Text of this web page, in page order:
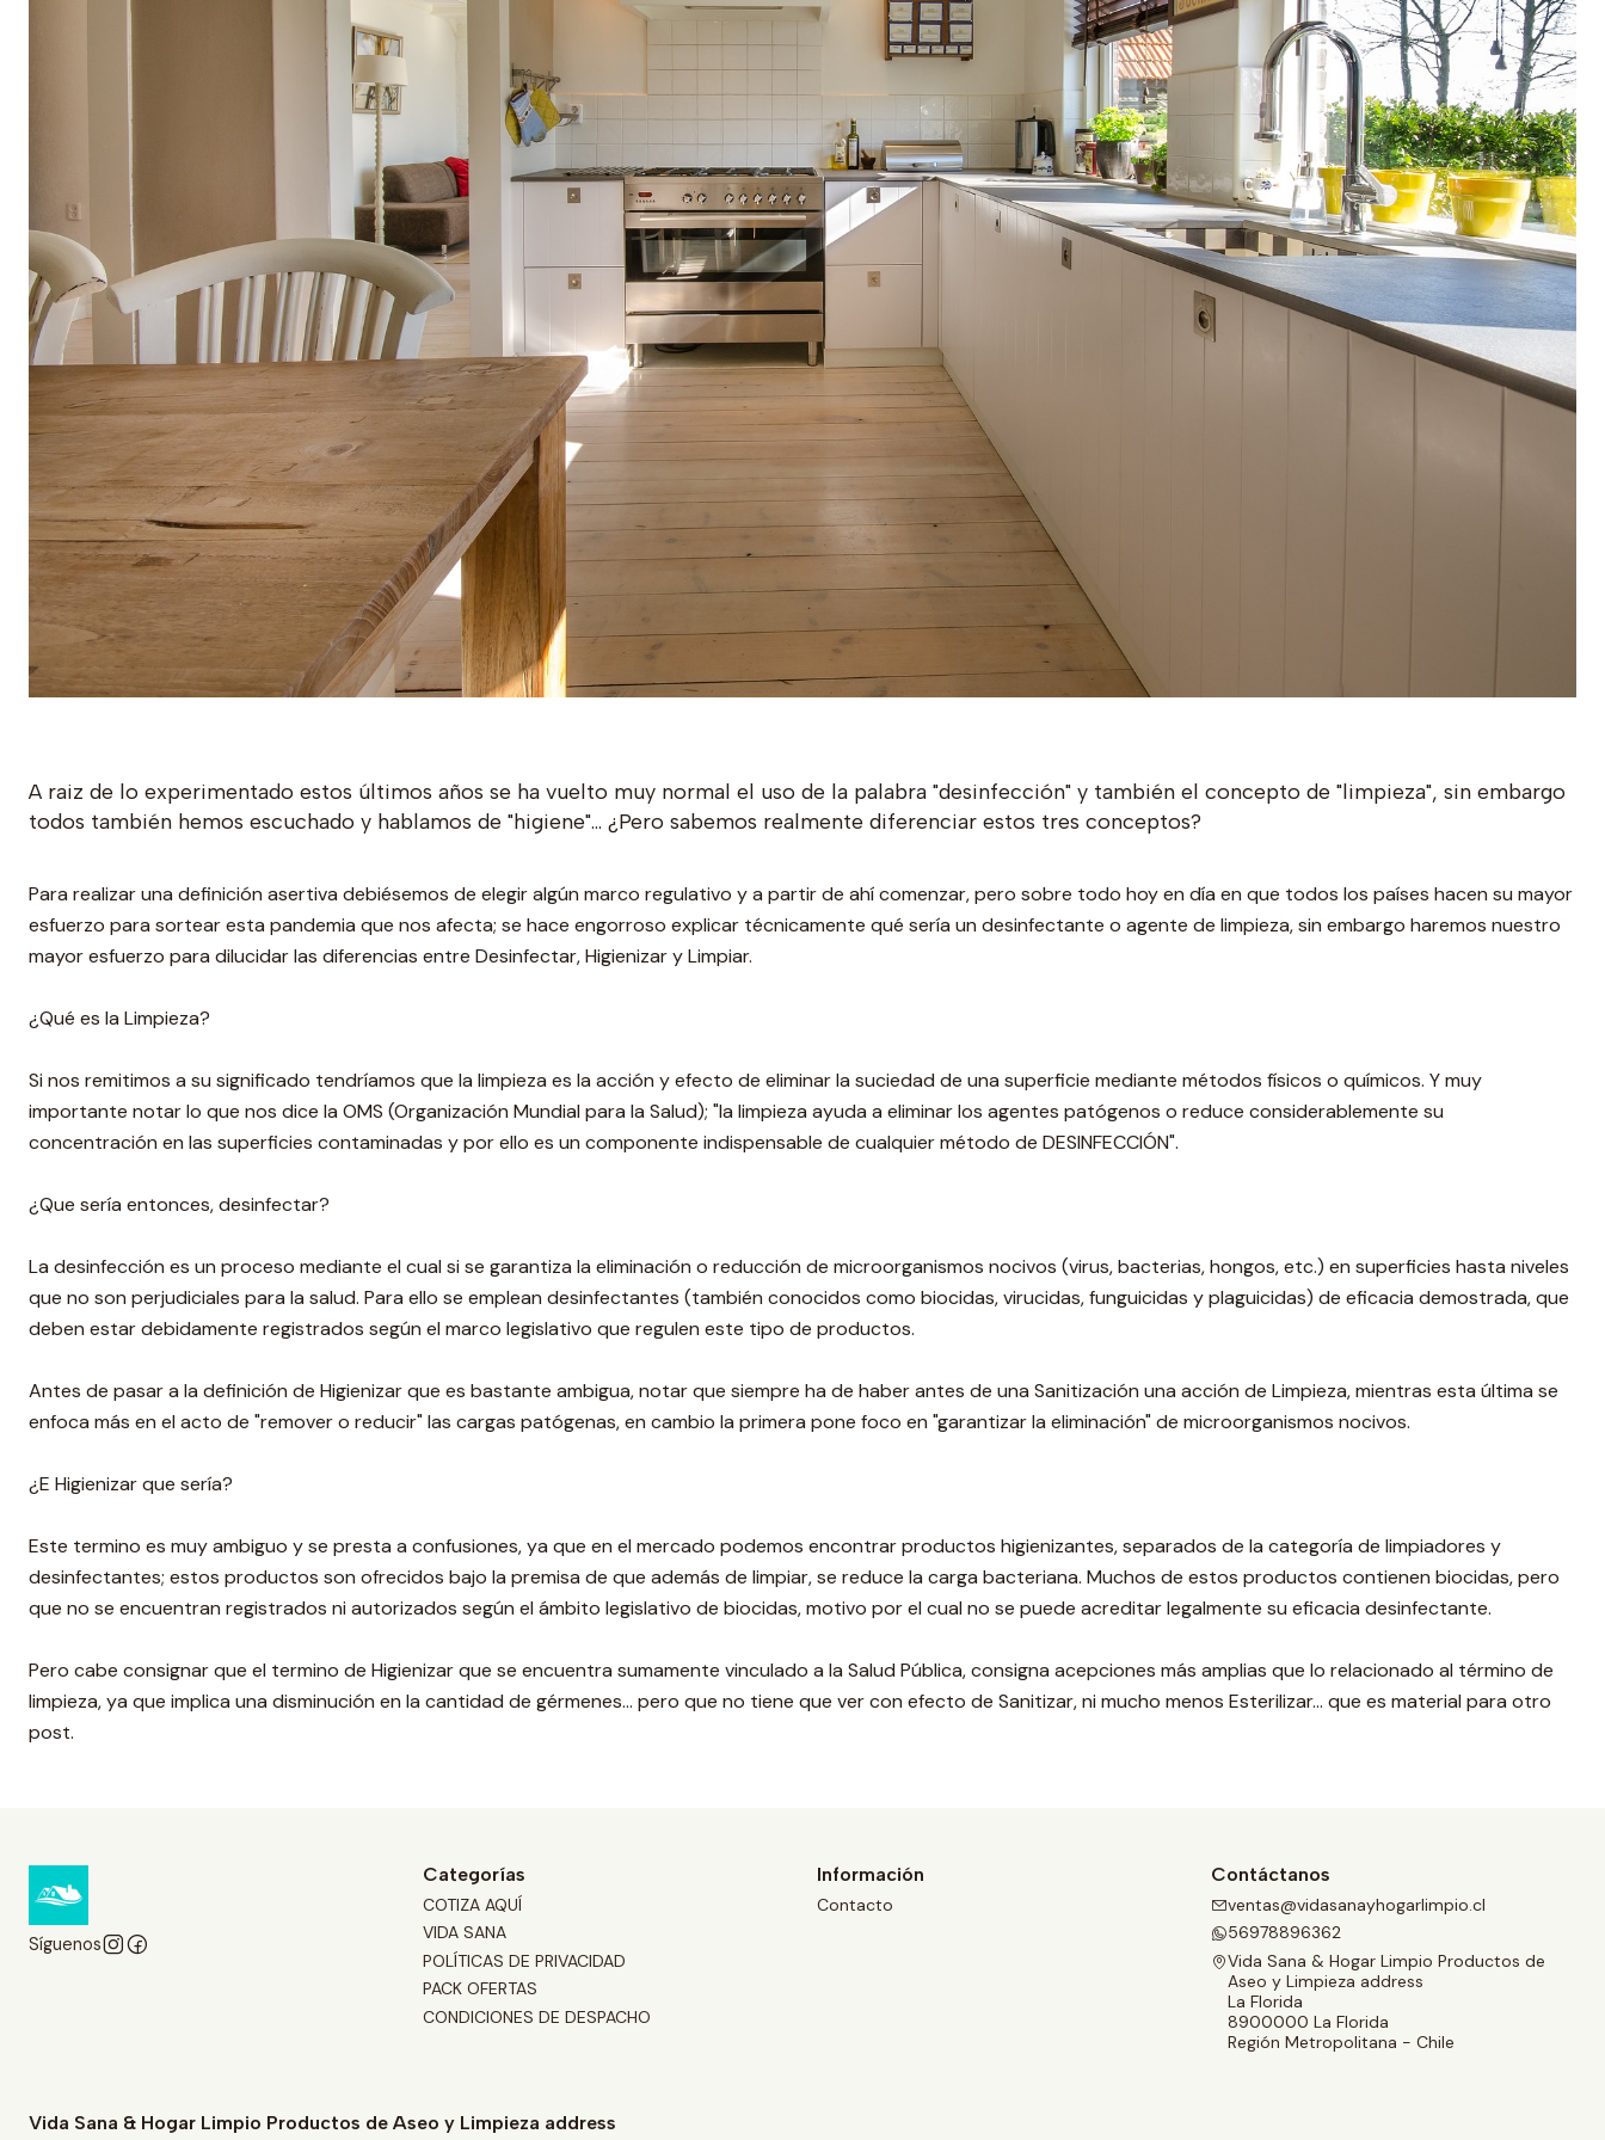
A raiz de lo experimentado estos últimos años se ha vuelto muy normal el uso de la palabra "desinfección" y también el concepto de "limpieza", sin embargo
todos también hemos escuchado y hablamos de "higiene"... ¿Pero sabemos realmente diferenciar estos tres conceptos?
Para realizar una definición asertiva debiésemos de elegir algún marco regulativo y a partir de ahí comenzar, pero sobre todo hoy en día en que todos los países hacen su mayor
esfuerzo para sortear esta pandemia que nos afecta; se hace engorroso explicar técnicamente qué sería un desinfectante o agente de limpieza, sin embargo haremos nuestro
mayor esfuerzo para dilucidar las diferencias entre Desinfectar, Higienizar y Limpiar.
¿Qué es la Limpieza?
Si nos remitimos a su significado tendríamos que la limpieza es la acción y efecto de eliminar la suciedad de una superficie mediante métodos físicos o químicos. Y muy
importante notar lo que nos dice la OMS (Organización Mundial para la Salud); "la limpieza ayuda a eliminar los agentes patógenos o reduce considerablemente su
concentración en las superficies contaminadas y por ello es un componente indispensable de cualquier método de DESINFECCIÓN".
¿Que sería entonces, desinfectar?
La desinfección es un proceso mediante el cual si se garantiza la eliminación o reducción de microorganismos nocivos (virus, bacterias, hongos, etc.) en superficies hasta niveles
que no son perjudiciales para la salud. Para ello se emplean desinfectantes (también conocidos como biocidas, virucidas, funguicidas y plaguicidas) de eficacia demostrada, que
deben estar debidamente registrados según el marco legislativo que regulen este tipo de productos.
Antes de pasar a la definición de Higienizar que es bastante ambigua, notar que siempre ha de haber antes de una Sanitización una acción de Limpieza, mientras esta última se
enfoca más en el acto de "remover o reducir" las cargas patógenas, en cambio la primera pone foco en "garantizar la eliminación" de microorganismos nocivos.
¿E Higienizar que sería?
Este termino es muy ambiguo y se presta a confusiones, ya que en el mercado podemos encontrar productos higienizantes, separados de la categoría de limpiadores y
desinfectantes; estos productos son ofrecidos bajo la premisa de que además de limpiar, se reduce la carga bacteriana. Muchos de estos productos contienen biocidas, pero
que no se encuentran registrados ni autorizados según el ámbito legislativo de biocidas, motivo por el cual no se puede acreditar legalmente su eficacia desinfectante.
Pero cabe consignar que el termino de Higienizar que se encuentra sumamente vinculado a la Salud Pública, consigna acepciones más amplias que lo relacionado al término de
limpieza, ya que implica una disminución en la cantidad de gérmenes... pero que no tiene que ver con efecto de Sanitizar, ni mucho menos Esterilizar... que es material para otro
post.
Síguenos
Categorías
COTIZA AQUÍ
VIDA SANA
POLÍTICAS DE PRIVACIDAD
PACK OFERTAS
CONDICIONES DE DESPACHO
Información
Contacto
Contáctanos
ventas@vidasanayhogarlimpio.cl
56978896362
Vida Sana & Hogar Limpio Productos de
Aseo y Limpieza address
La Florida
8900000 La Florida
Región Metropolitana - Chile
Vida Sana & Hogar Limpio Productos de Aseo y Limpieza address